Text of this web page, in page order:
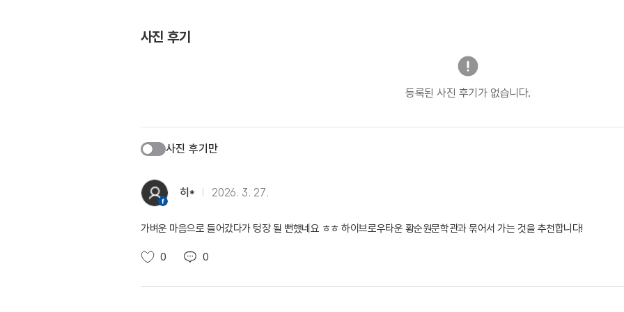
사진 후기
등록된 사진 후기가 없습니다.
사진 후기만
히* 2026. 3. 27.
가벼운 마음으로 들어갔다가 텅장 될 뻔했네요 ㅎㅎ 하이브로우타운 황순원문학관과 묶어서 가는 것을 추천합니다!
0 0